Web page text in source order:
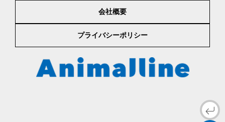
会社概要
プライバシーポリシー